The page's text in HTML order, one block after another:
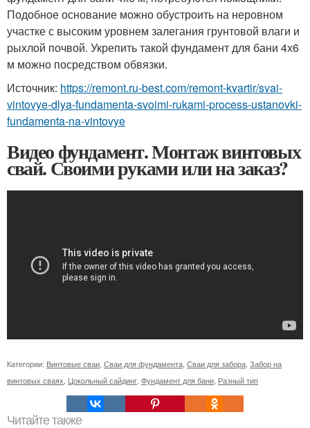
Подобное основание можно обустроить на неровном
участке с высоким уровнем залегания грунтовой влаги и
рыхлой почвой. Укрепить такой фундамент для бани 4х6
м можно посредством обвязки.
Источник: https://remont.ru-best.com/remont-kvartir/svai-
vintovye-dlya-fundamenta-svoimi-rukami-process-ustanovki-
fundamenta-na-vintovye
Видео фундамент. Монтаж винтовых
свай. Своими руками или на заказ?
Категории: Винтовые сваи Сваи для фундамента Сваи для забора Забор на
винтовых сваях Цокольный сайдинг Фундамент для бани Разный тип
Читайте также